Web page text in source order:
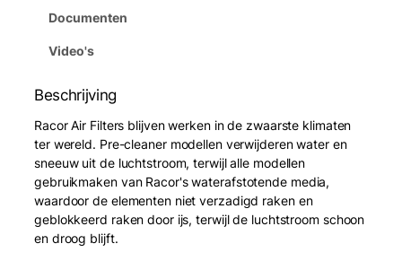
Documenten
Video's
Beschrijving
Racor Air Filters blijven werken in de zwaarste klimaten
ter wereld. Pre-cleaner modellen verwijderen water en
sneeuw uit de luchtstroom, terwijl alle modellen
gebruikmaken van Racor's waterafstotende media,
waardoor de elementen niet verzadigd raken en
geblokkeerd raken door ijs, terwijl de luchtstroom schoon
en droog blijft.